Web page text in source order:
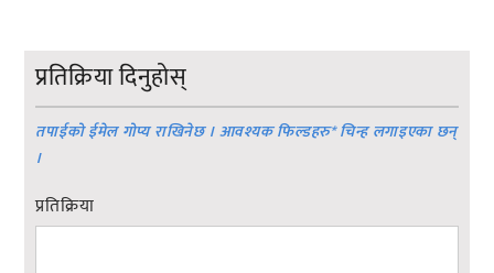
प्रतिक्रिया दिनुहोस्
तपाईको ईमेल गोप्य राखिनेछ । आवश्यक फिल्डहरु*चिन्ह लगाइएका छन्
।
प्रतिक्रिया